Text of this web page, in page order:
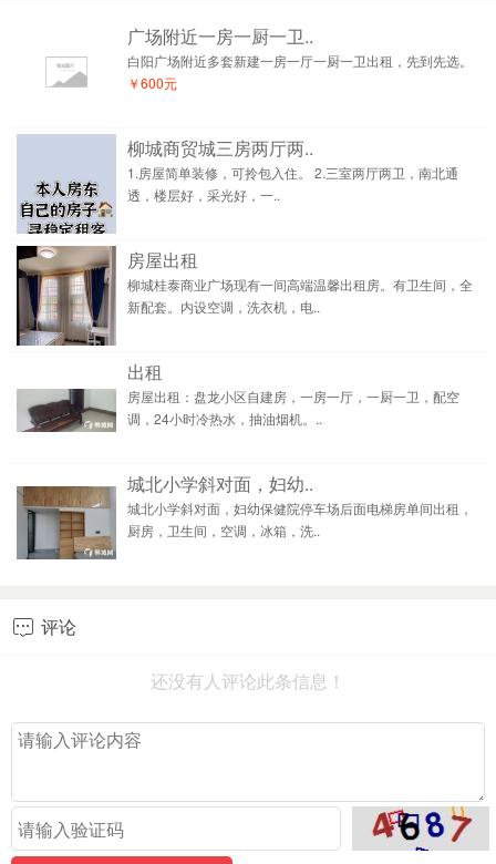
广场附近一房一厨一卫..
白阳广场附近多套新建一房一厅一厨一卫出租，先到先选。
￥600元
柳城商贸城三房两厅两..
1.房屋简单装修，可拎包入住。 2.三室两厅两卫，南北通
透，楼层好，采光好，一..
房屋出租
柳城桂泰商业广场现有一间高端温馨出租房。有卫生间，全
新配套。内设空调，洗衣机，电..
出租
房屋出租：盘龙小区自建房，一房一厅，一厨一卫，配空
调，24小时冷热水，抽油烟机。..
城北小学斜对面，妇幼..
城北小学斜对面，妇幼保健院停车场后面电梯房单间出租，
厨房，卫生间，空调，冰箱，洗..
 评论
还没有人评论此条信息！